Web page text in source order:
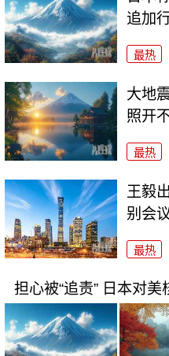
追加
最热
大地
照开
最热
王毅
别会
最热
担心被“追责” 日本对